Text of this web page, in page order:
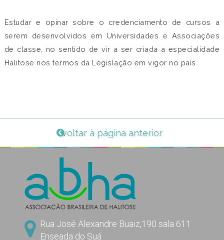
Estudar e opinar sobre o credenciamento de cursos a
serem desenvolvidos em Universidades e Associações
de classe, no sentido de vir a ser criada a especialidade
Halitose nos termos da Legislação em vigor no país.
voltar à página anterior
Rua José Alexandre Buaiz,190 sala 611
Enseada do Suá